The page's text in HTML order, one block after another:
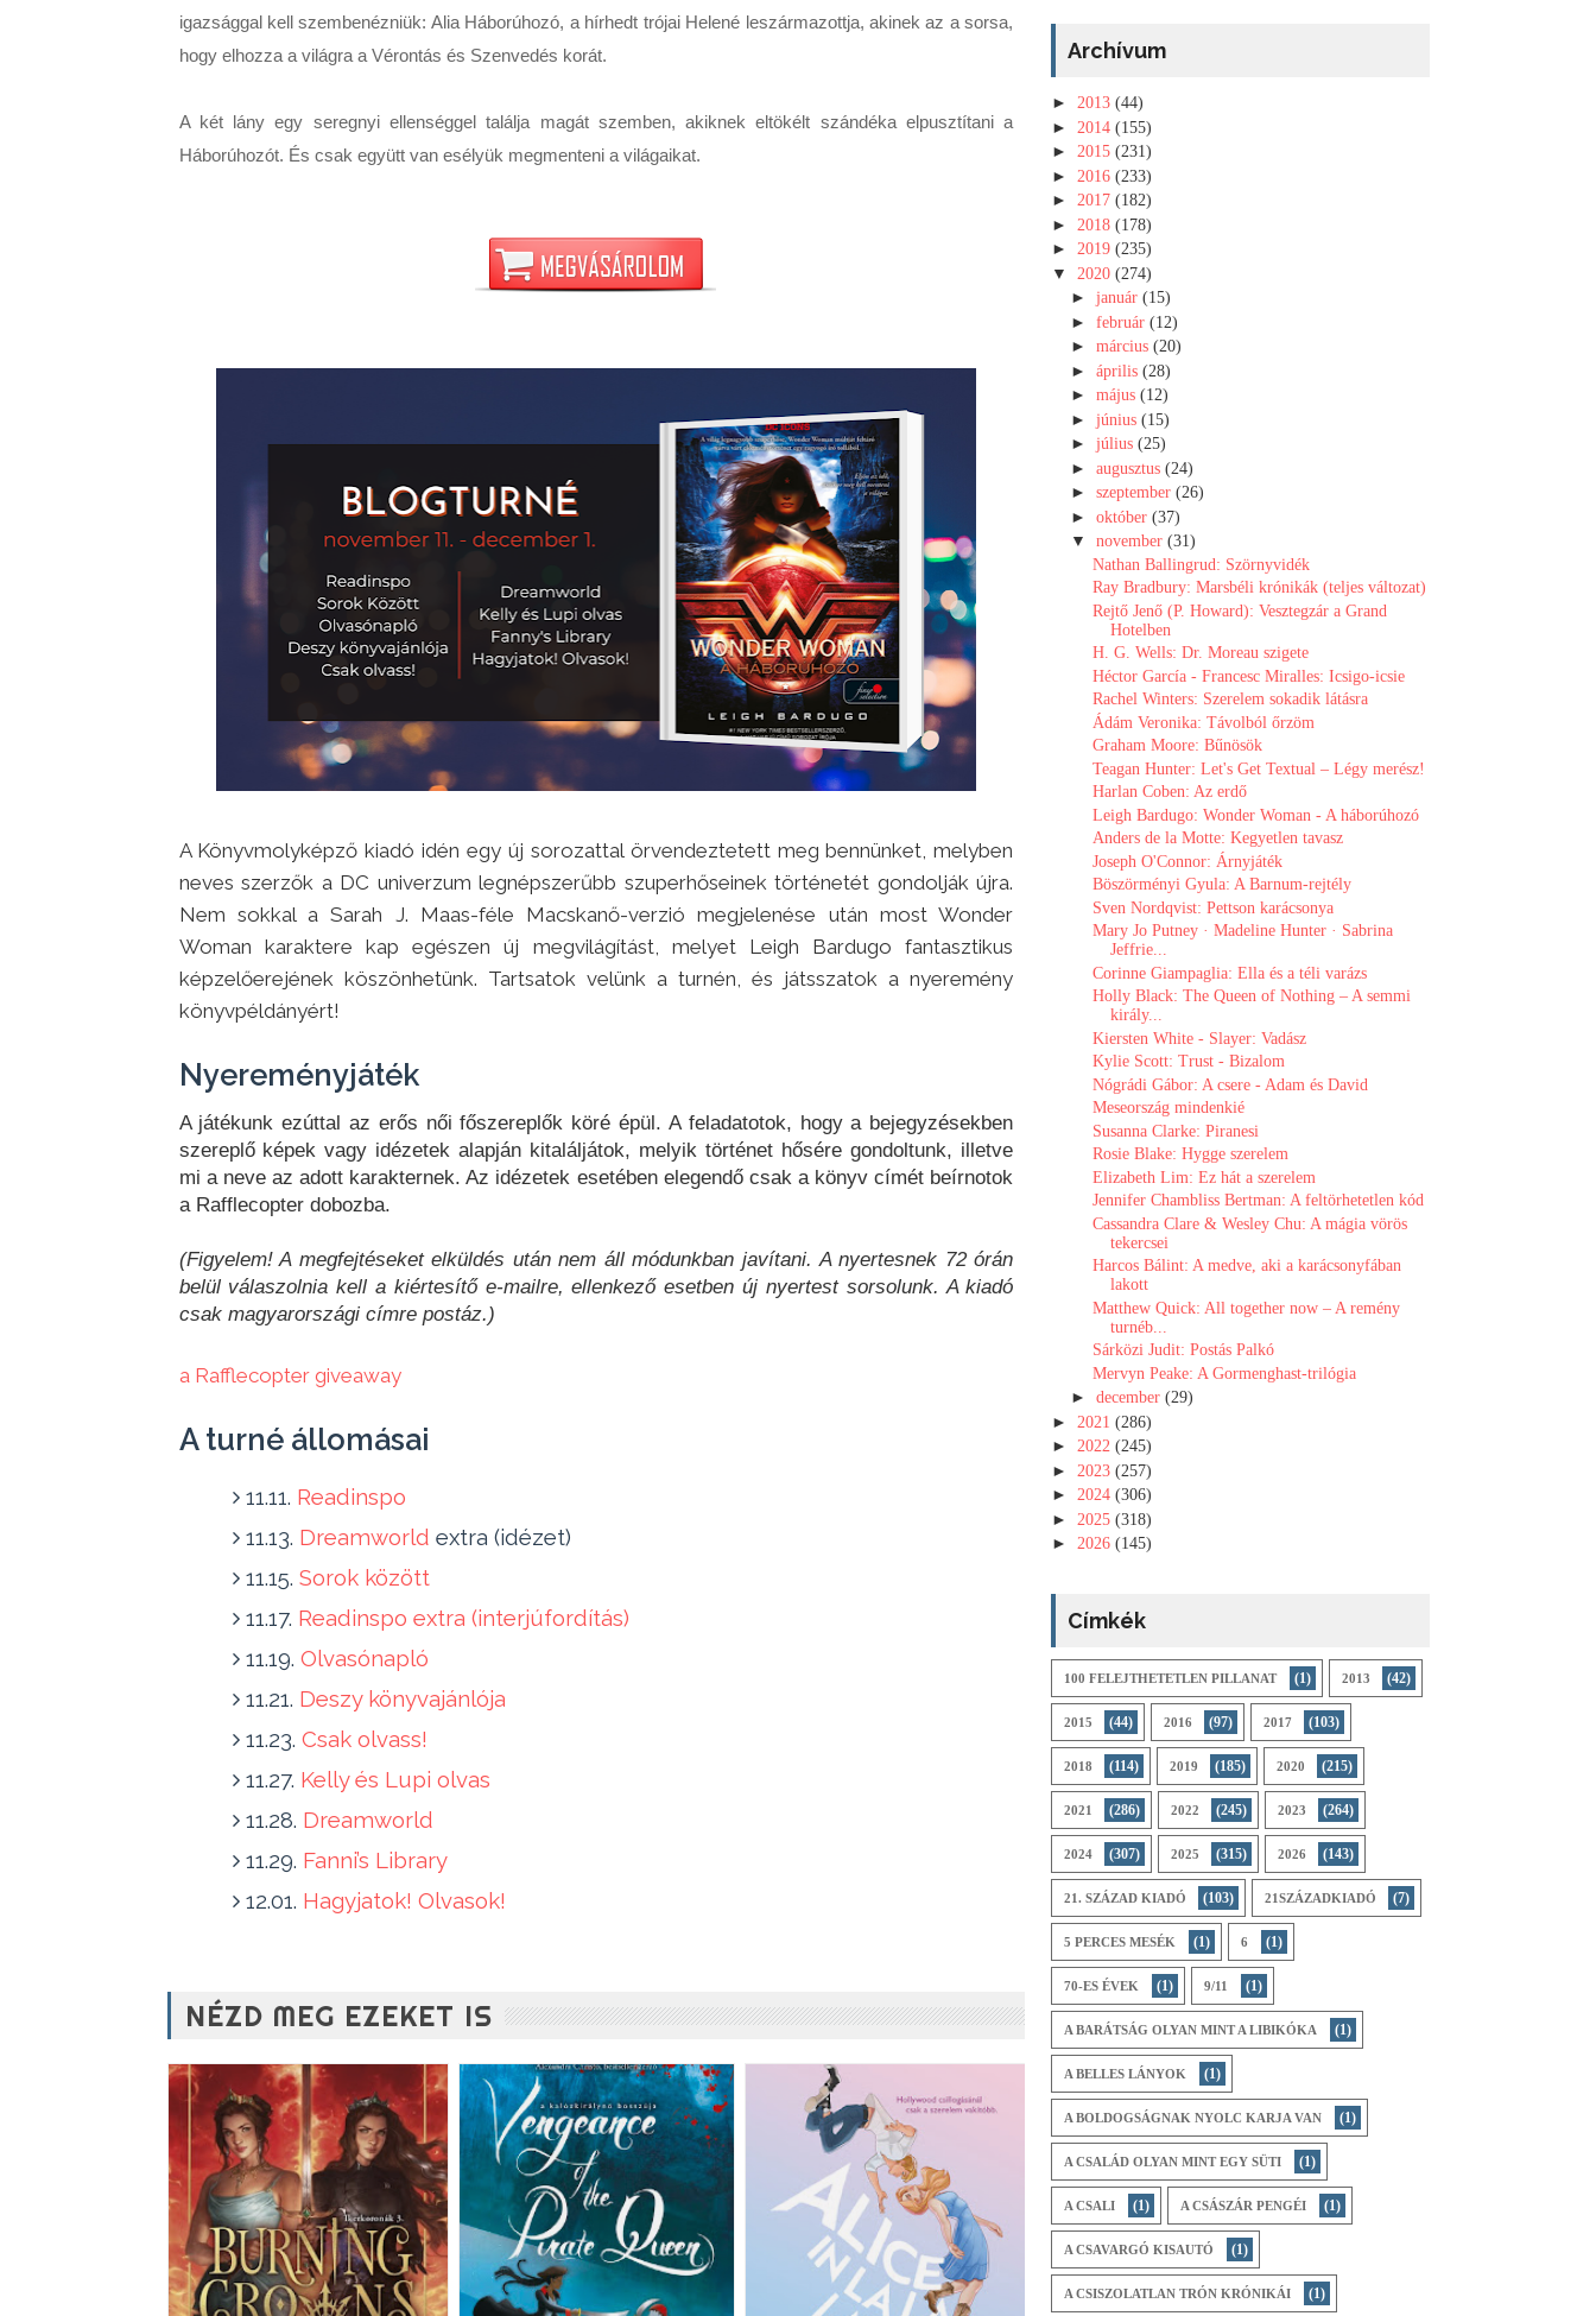
igazsággal kell szembenézniük: Alia Háborúhozó, a hírhedt trójai Helené leszármazottja, akinek az a sorsa,
hogy elhozza a világra a Vérontás és Szenvedés korát.
A két lány egy seregnyi ellenséggel találja magát szemben, akiknek eltökélt szándéka elpusztítani a
Háborúhozót. És csak együtt van esélyük megmenteni a világaikat.
A Könyvmolyképző kiadó idén egy új sorozattal örvendeztetett meg bennünket, melyben
neves szerzők a DC univerzum legnépszerűbb szuperhőseinek történetét gondolják újra.
Nem sokkal a Sarah J. Maas-féle Macskanő-verzió megjelenése után most Wonder
Woman karaktere kap egészen új megvilágítást, melyet Leigh Bardugo fantasztikus
képzelőerejének köszönhetünk. Tartsatok velünk a turnén, és játsszatok a nyeremény
könyvpéldányért!
Nyereményjáték
A játékunk ezúttal az erős női főszereplők köré épül. A feladatotok, hogy a bejegyzésekben
szereplő képek vagy idézetek alapján kitaláljátok, melyik történet hősére gondoltunk, illetve
mi a neve az adott karakternek. Az idézetek esetében elegendő csak a könyv címét beírnotok
a Rafflecopter dobozba.
(Figyelem! A megfejtéseket elküldés után nem áll módunkban javítani. A nyertesnek 72 órán
belül válaszolnia kell a kiértesítő e-mailre, ellenkező esetben új nyertest sorsolunk. A kiadó
csak magyarországi címre postáz.)
a Rafflecopter giveaway
A turné állomásai
11.11. Readinspo
11.13. Dreamworld extra (idézet)
11.15. Sorok között
11.17. Readinspo extra (interjúfordítás)
11.19. Olvasónapló
11.21. Deszy könyvajánlója
11.23. Csak olvass!
11.27. Kelly és Lupi olvas
11.28. Dreamworld
11.29. Fanni’s Library
12.01. Hagyjatok! Olvasok!
NÉZD MEG EZEKET IS
Archívum
► 2013 (44)
► 2014 (155)
► 2015 (231)
► 2016 (233)
► 2017 (182)
► 2018 (178)
► 2019 (235)
▼ 2020 (274)
►január(15)
►február(12)
►március(20)
►április(28)
►május(12)
►június(15)
►július(25)
►augusztus(24)
►szeptember(26)
►október(37)
▼ november(31)
Nathan Ballingrud: Szörnyvidék
Ray Bradbury: Marsbéli krónikák (teljes változat)
Rejtő Jenő (P. Howard): Vesztegzár ​a Grand
Hotelben
H. G. Wells: Dr. Moreau szigete
Héctor García - Francesc Miralles: Icsigo-icsie
Rachel Winters: Szerelem sokadik látásra
Ádám Veronika: Távolból őrzöm
Graham Moore: Bűnösök
Teagan Hunter: Let's ​Get Textual – Légy merész!
Harlan Coben: Az ​erdő
Leigh Bardugo: Wonder Woman - A háborúhozó
Anders de la Motte: Kegyetlen tavasz
Joseph O'Connor: Árnyjáték
Böszörményi Gyula: A ​Barnum-rejtély
Sven Nordqvist: Pettson karácsonya
Mary Jo Putney · Madeline Hunter · Sabrina
Jeffrie...
Corinne Giampaglia: Ella és a téli varázs
Holly Black: The Queen of Nothing – A semmi
király...
Kiersten White - Slayer: Vadász
Kylie Scott: Trust - Bizalom
Nógrádi Gábor: A csere - Adam és David
Meseország mindenkié
Susanna Clarke: Piranesi
Rosie Blake: Hygge szerelem
Elizabeth Lim: Ez ​hát a szerelem
Jennifer Chambliss Bertman: A feltörhetetlen kód
Cassandra Clare & Wesley Chu: A mágia vörös
tekercsei
Harcos Bálint: A medve, aki a karácsonyfában
lakott
Matthew Quick: All ​together now – A remény
turnéb...
Sárközi Judit: Postás Palkó
Mervyn Peake: A ​Gormenghast-trilógia
►december(29)
► 2021 (286)
► 2022 (245)
► 2023 (257)
► 2024 (306)
► 2025 (318)
► 2026 (145)
Címkék
100 FELEJTHETETLEN PILLANAT (1) 2013 (42)
2015 (44) 2016 (97) 2017 (103)
2018 (114) 2019 (185) 2020 (215)
2021 (286) 2022 (245) 2023 (264)
2024 (307) 2025 (315) 2026 (143)
21. SZÁZAD KIADÓ (103) 21SZÁZADKIADÓ (7)
5 PERCES MESÉK (1) 6 (1)
70-ES ÉVEK (1) 9/11 (1)
A BARÁTSÁG OLYAN MINT A LIBIKÓKA (1)
A BELLES LÁNYOK (1)
A BOLDOGSÁGNAK NYOLC KARJA VAN (1)
A CSALÁD OLYAN MINT EGY SÜTI (1)
A CSALI (1) A CSÁSZÁR PENGÉI (1)
A CSAVARGÓ KISAUTÓ (1)
A CSISZOLATLAN TRÓN KRÓNIKÁI (1)